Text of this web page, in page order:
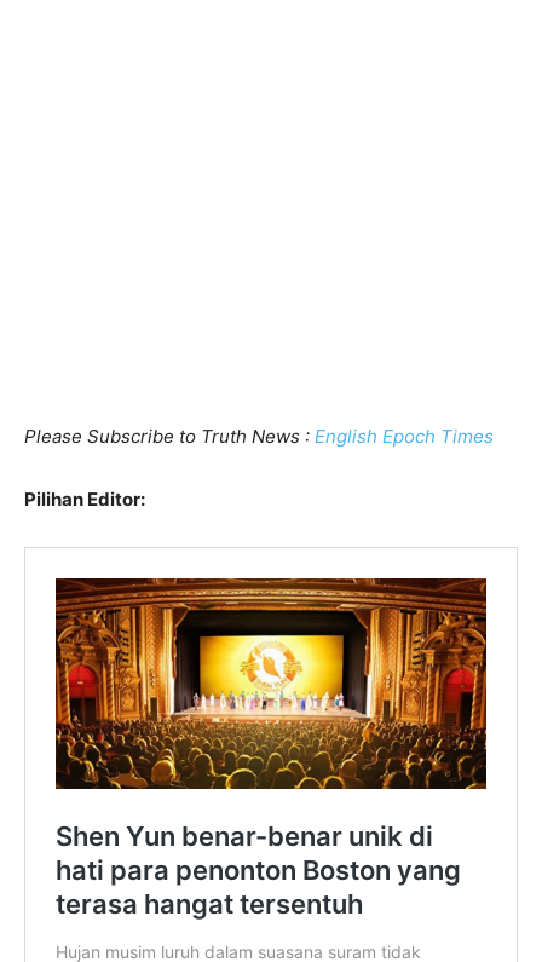
Please Subscribe to Truth News : English Epoch Times
Pilihan Editor: